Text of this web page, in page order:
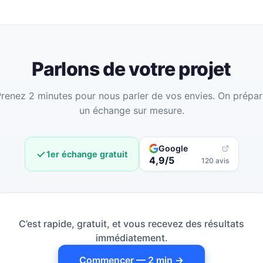
Parlons de votre projet
2 minutes pour nous parler de vos envies. On
un échange sur mesure.
1er échange gratuit
Google
4,9/5 120 avis
C’est rapide, gratuit, et vous recevez des résultats
immédiatement.
Commencer — 2 min →